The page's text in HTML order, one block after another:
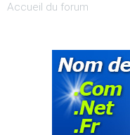
Accueil du forum